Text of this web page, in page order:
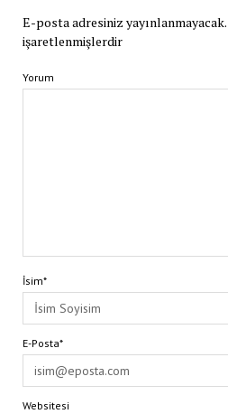
E-posta adresiniz yayınlanmayacak.
işaretlenmişlerdir
Yorum
İsim*
E-Posta*
Websitesi